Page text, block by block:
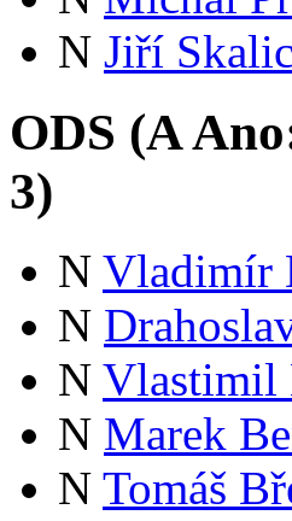
N Jiří
ODS (A
3)
N Vladimír
N
N Vlastimil
N Marek
N Tomáš